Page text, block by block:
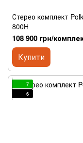
Стерео комплект
800H
108 900 грн/
Купити
7
6